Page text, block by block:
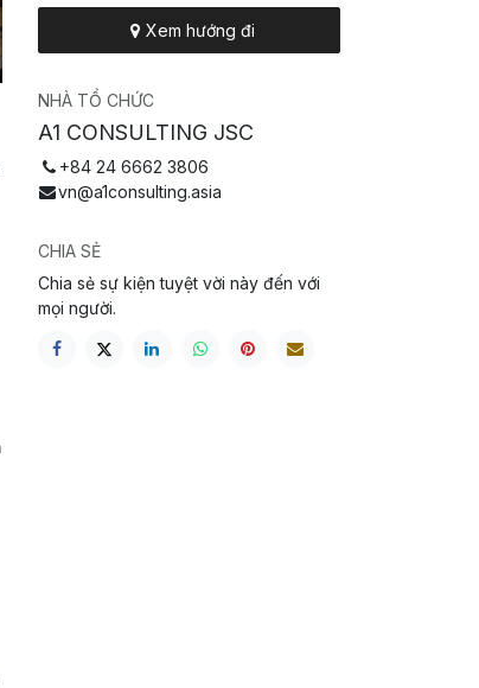
Xem hướng đi
NHÀ TỔ CHỨC
A1 CONSULTING JSC
+84 24 6662 3806
vn@a1consulting.asia
CHIA SẺ
Chia sẻ sự kiện tuyệt vời này đến với
mọi người.